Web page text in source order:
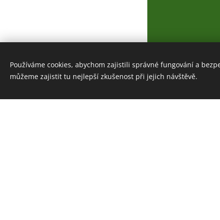
www.indian-stezkapreziti.cz
Používáme cookies, abychom zajistili správné fungování a
můžeme zajistit tu nejlepší zkušenost při jejich návštěvě.